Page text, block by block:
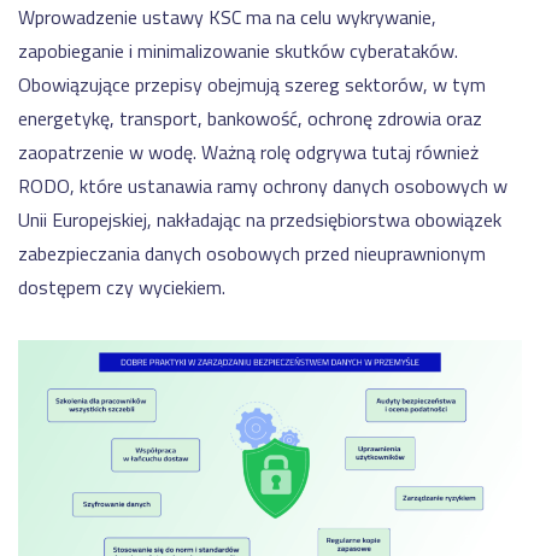
Wprowadzenie ustawy KSC ma na celu wykrywanie,
zapobieganie i minimalizowanie skutków cyberataków.
Obowiązujące przepisy obejmują szereg sektorów, w tym
energetykę, transport, bankowość, ochronę zdrowia oraz
zaopatrzenie w wodę. Ważną rolę odgrywa tutaj również
RODO, które ustanawia ramy ochrony danych osobowych w
Unii Europejskiej, nakładając na przedsiębiorstwa obowiązek
zabezpieczania danych osobowych przed nieuprawnionym
dostępem czy wyciekiem.